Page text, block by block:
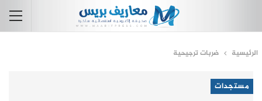
الرئيسية ضربات ترجيحية
مستجدات